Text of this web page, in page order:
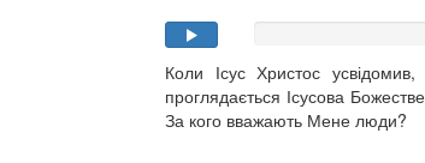
Коли Ісус Христос
проглядається Ісусова
За кого вважають Мене люди?